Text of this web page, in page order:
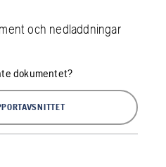
och nedladdningar
dokumentet?